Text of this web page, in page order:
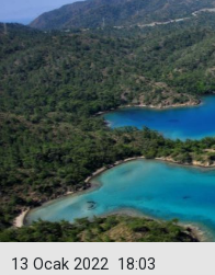
18:03
13 Ocak 2022